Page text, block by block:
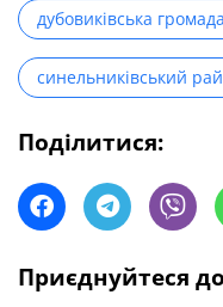
дубовиківська громада
синельниківський
Поділитися:
Приєднуйтеся